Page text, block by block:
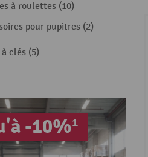
à roulettes (10)
pour pupitres (2)
clés (5)
-10%¹